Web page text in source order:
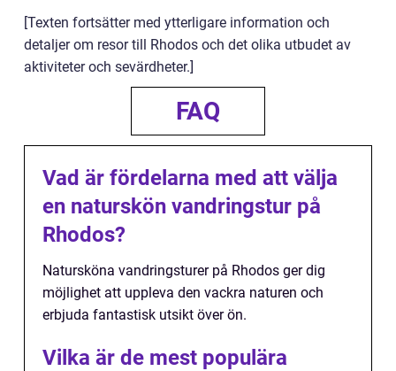
[Texten fortsätter med ytterligare information och
detaljer om resor till Rhodos och det olika utbudet av
aktiviteter och sevärdheter.]
FAQ
Vad är fördelarna med att välja
en naturskön vandringstur på
Rhodos?
Natursköna vandringsturer på Rhodos ger dig
möjlighet att uppleva den vackra naturen och
erbjuda fantastisk utsikt över ön.
Vilka är de mest populära